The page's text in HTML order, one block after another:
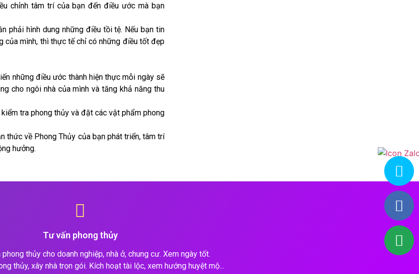
chỉnh tâm trí của bạn đến điều ước mà bạn
phải hình dung những điều tồi tệ. Nếu bạn tin
mình, thì thực tế chỉ có những điều tốt đẹp
những điều ước thành hiện thực mỗi ngày sẽ
cho ngôi nhà của mình và tăng khả năng thu
tra phong thủy và đặt các vật phẩm phong
thức về Phong Thủy của bạn phát triển, tâm trí
hưởng.
Tư vấn phong thủy
thủy cho doanh nghiệp, nhà ở, chung cư. Xem ngày tốt.
thủy, xây nhà trọn gói. Kích hoạt tài lộc, xem hướng huyệt mộ...